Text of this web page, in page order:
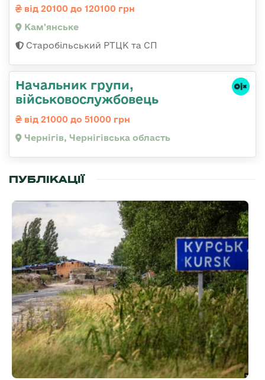
від 20100 до 120100 грн
Кам'янське
Старобільський РТЦК та СП
Начальник групи,
військовослужбовець
від 21000 до 51000 грн
Чернігів, Чернігівська область
ПУБЛІКАЦІЇ